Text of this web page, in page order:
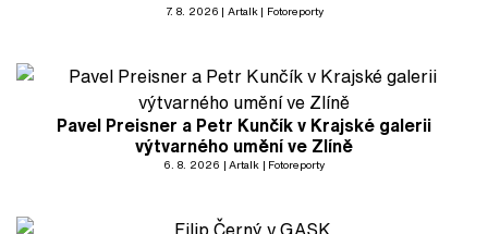
7. 8. 2026 Artalk Fotoreporty
Pavel Preisner a Petr Kunčík v Krajské galerii
výtvarného umění ve Zlíně
6. 8. 2026 Artalk Fotoreporty